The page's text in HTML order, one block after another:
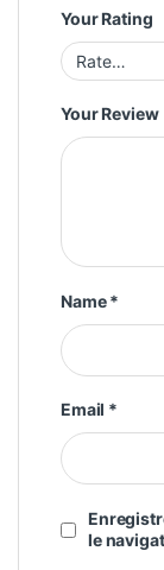
Your Rating
Your Review
Name*
Email *
le